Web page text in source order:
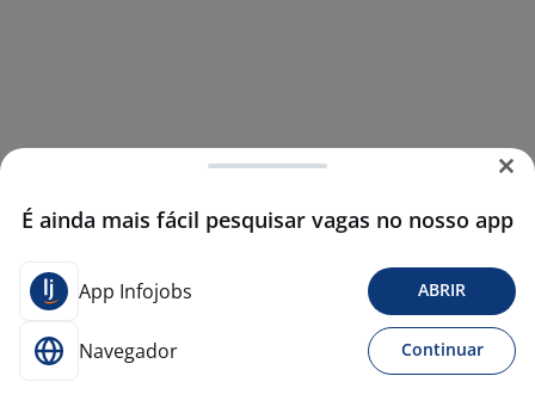
É ainda mais fácil pesquisar vagas no nosso app
App Infojobs ABRIR
Navegador Continuar